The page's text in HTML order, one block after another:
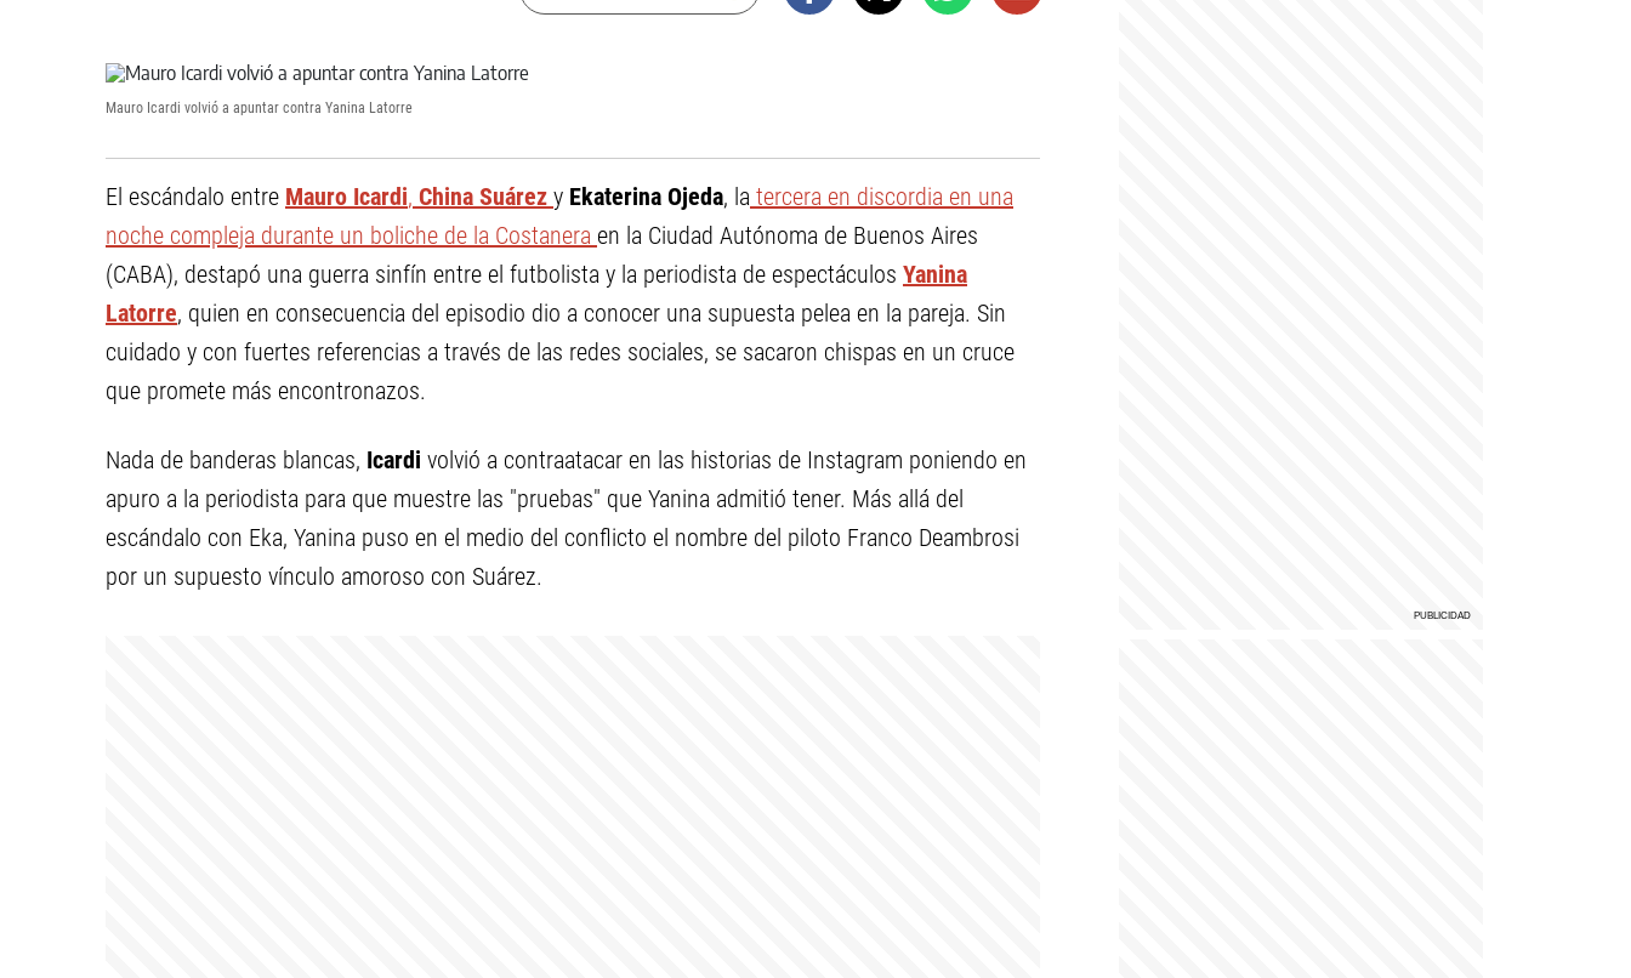
Mauro Icardi volvió a apuntar contra Yanina Latorre
El escándalo entre Mauro Icardi, China Suárez y Ekaterina Ojeda, la tercera en discordia en una
noche compleja durante un boliche de la Costanera en la Ciudad Autónoma de Buenos Aires
(CABA), destapó una guerra sinfín entre el futbolista y la periodista de espectáculos Yanina
Latorre, quien en consecuencia del episodio dio a conocer una supuesta pelea en la pareja. Sin
cuidado y con fuertes referencias a través de las redes sociales, se sacaron chispas en un cruce
que promete más encontronazos.
Nada de banderas blancas, Icardi volvió a contraatacar en las historias de Instagram poniendo en
apuro a la periodista para que muestre las "pruebas" que Yanina admitió tener. Más allá del
escándalo con Eka, Yanina puso en el medio del conflicto el nombre del piloto Franco Deambrosi
por un supuesto vínculo amoroso con Suárez.